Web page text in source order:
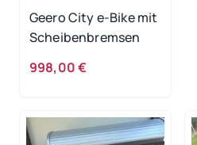
Geero City e-Bike mit
Scheibenbremsen
998,00 €